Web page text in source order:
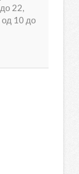
22,
од 10 до